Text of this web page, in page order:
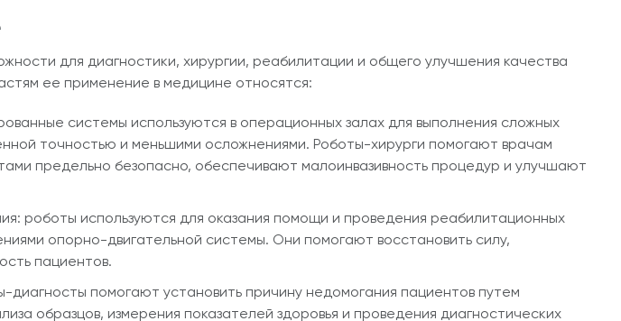
для диагностики, хирургии, реабилитации и общего улучшения качества
ее применение в медицине относятся:
системы используются в операционных залах для выполнения сложных
точностью и меньшими осложнениями. Роботы-хирурги помогают врачам
предельно безопасно, обеспечивают малоинвазивность процедур и улучшают
роботы используются для оказания помощи и проведения реабилитационных
опорно-двигательной системы. Они помогают восстановить силу,
пациентов.
диагносты помогают установить причину недомогания пациентов путем
образцов, измерения показателей здоровья и проведения диагностических